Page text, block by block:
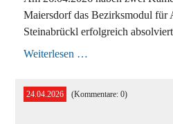
Maiersdorf das Bezirksmodul für
Steinabrückl erfolgreich
Weiterlesen …
24.04.2026 (Kommentare: 0)